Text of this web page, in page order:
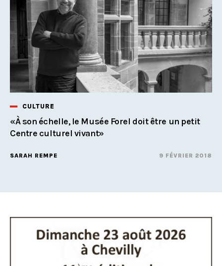
CULTURE
«À son échelle, le Musée Forel doit être un petit
Centre culturel vivant»
SARAH REMPE 9 FÉVRIER 2018